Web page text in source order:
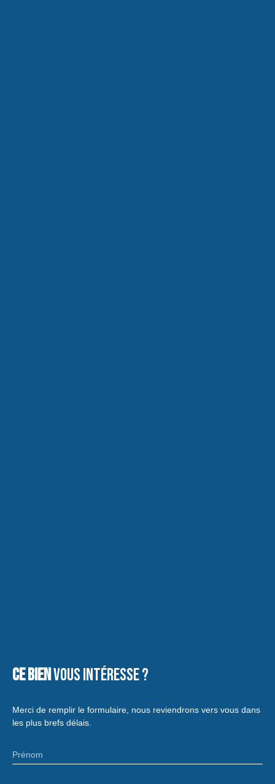
Ce bienvous intéresse ?
Merci de remplir le formulaire, nous reviendrons vers vous dans
les plus brefs délais.
Prénom